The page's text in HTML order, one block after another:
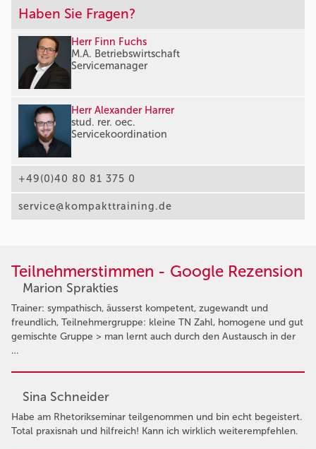
Haben Sie Fragen?
Herr Finn Fuchs
M.A. Betriebswirtschaft
Servicemanager
Herr Alexander Harrer
stud. rer. oec.
Servicekoordination
+49(0)40 80 81 375 0
service@kompakttraining.de
Teilnehmerstimmen - Google Rezension
Marion Sprakties
Trainer: sympathisch, äusserst kompetent, zugewandt und
freundlich, Teilnehmergruppe: kleine TN Zahl, homogene und gut
gemischte Gruppe > man lernt auch durch den Austausch in der
…
Sina Schneider
Habe am Rhetorikseminar teilgenommen und bin echt begeistert.
Total praxisnah und hilfreich! Kann ich wirklich weiterempfehlen.